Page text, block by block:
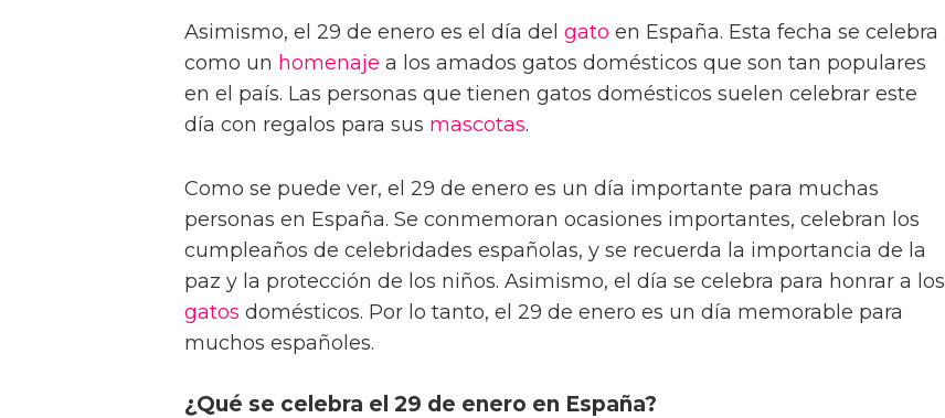
Asimismo, el 29 de enero es el día del gato en España. Esta fecha se celebra
como un homenaje a los amados gatos domésticos que son tan populares
en el país. Las personas que tienen gatos domésticos suelen celebrar este
día con regalos para sus mascotas.
Como se puede ver, el 29 de enero es un día importante para muchas
personas en España. Se conmemoran ocasiones importantes, celebran los
cumpleaños de celebridades españolas, y se recuerda la importancia de la
paz y la protección de los niños. Asimismo, el día se celebra para honrar a los
gatos domésticos. Por lo tanto, el 29 de enero es un día memorable para
muchos españoles.
¿Qué se celebra el 29 de enero en España?